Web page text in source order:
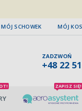
MÓJ SCHOWEK MÓJ
ZADZWOŃ
+48 22
ZAPISZ SIĘ!